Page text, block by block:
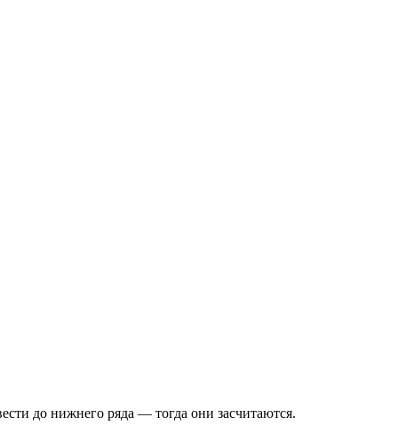
до нижнего ряда — тогда они засчитаются.